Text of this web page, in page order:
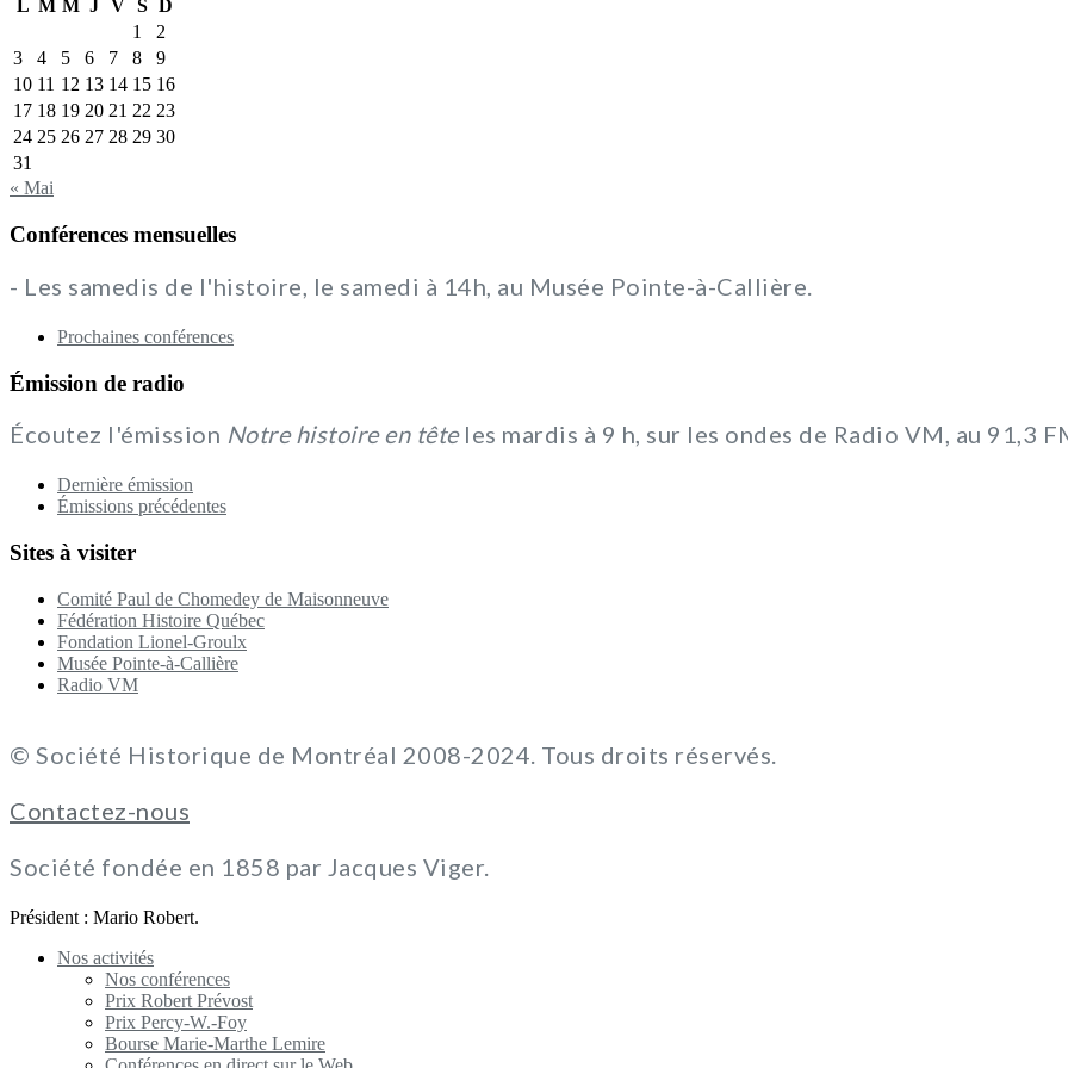
L M M J V S D
1
2
3
4 5 6 7 8
9
10 11 12 13 14 15 16
17 18 19 20 21 22 23
24 25 26 27 28 29 30
31
« Mai
Conférences mensuelles
- Les samedis de l'histoire, le samedi à 14h, au Musée Pointe-à-Callière.
Prochaines conférences
Émission de radio
Écoutez l'émission Notre histoire en têteles mardis à 9 h, sur les ondes de Radio VM, au 91,3
Dernière émission
Émissions précédentes
Sites à visiter
Comité Paul de Chomedey de Maisonneuve
Fédération Histoire Québec
Fondation Lionel-Groulx
Musée Pointe-à-Callière
Radio VM
© Société Historique de Montréal 2008-2024. Tous droits réservés.
Contactez-nous
Société fondée en 1858 par Jacques Viger.
Président : Mario Robert.
Nos activités
Nos conférences
Prix Robert Prévost
Prix Percy-W.-Foy
Bourse Marie-Marthe Lemire